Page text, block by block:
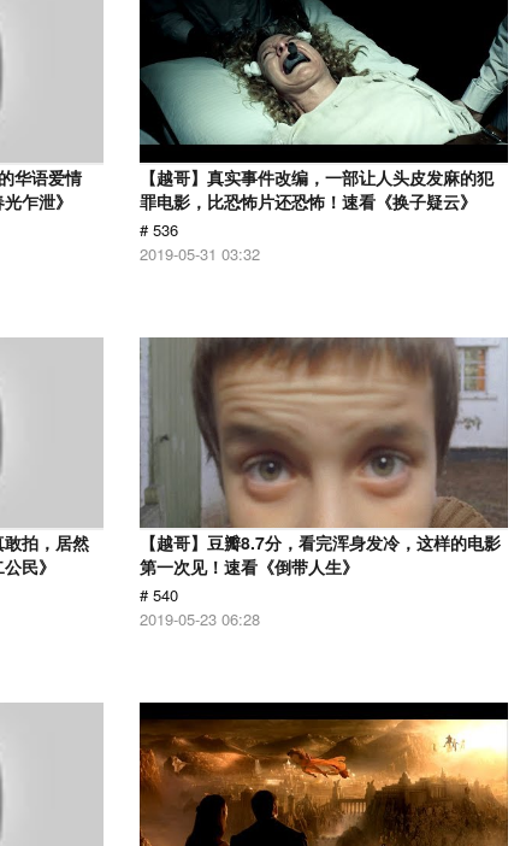
华语爱情
乍泄》
【越哥】真实事件改编，一部让人头皮发麻的犯
罪电影，比恐怖片还恐怖！速看《换子疑云》
# 536
2019-05-31 03:32
敢拍，居然
民》
【越哥】豆瓣8.7分，看完浑身发冷，这样的电影
第一次见！速看《倒带人生》
# 540
2019-05-23 06:28